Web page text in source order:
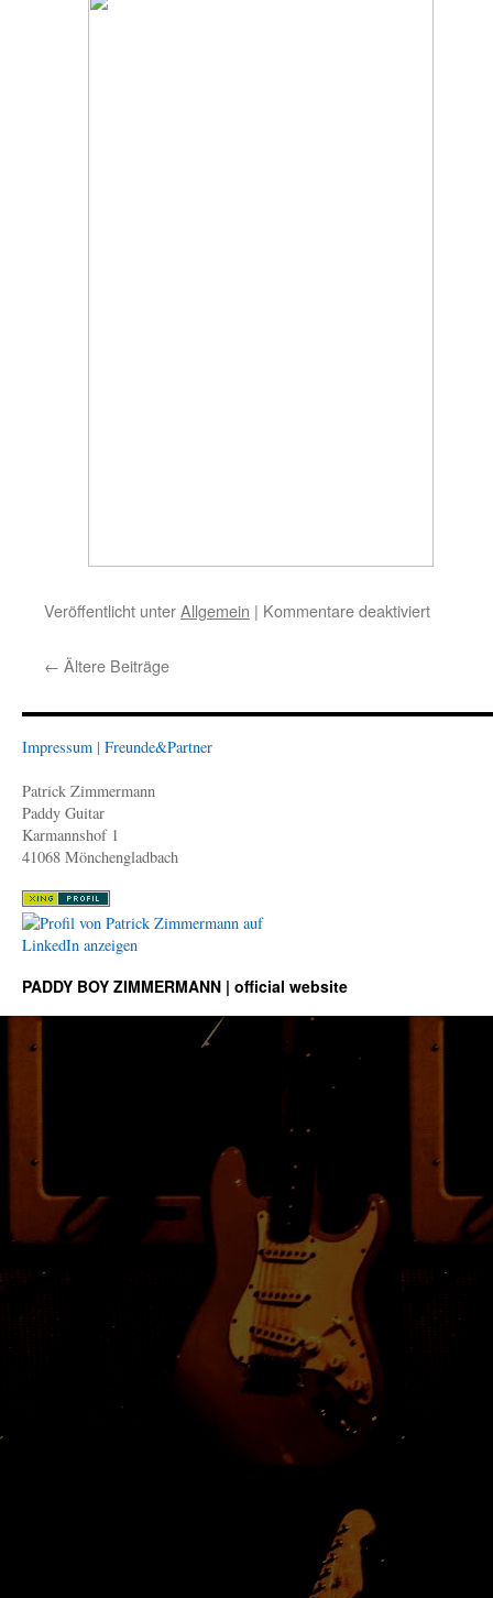
Veröffentlicht unterAllgemein | Kommentare deaktiviert
← Ältere Beiträge
Impressum | Freunde&Partner
Patrick Zimmermann
Paddy Guitar
Karmannshof 1
41068 Mönchengladbach
PADDY BOY ZIMMERMANN | official website